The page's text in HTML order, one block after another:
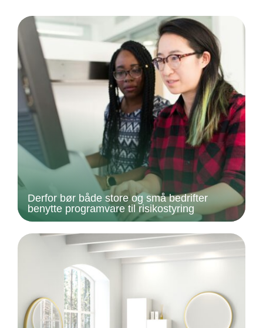
Derfor bør både store og små bedrifter
benytte programvare til risikostyring